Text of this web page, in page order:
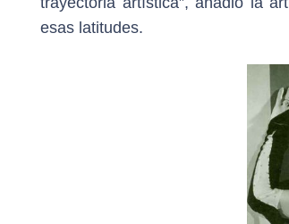
esas latitudes.